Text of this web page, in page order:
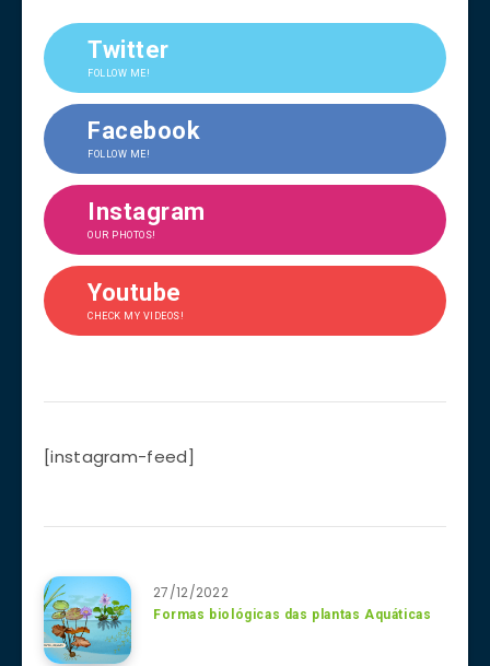
Twitter
FOLLOW ME!
Facebook
FOLLOW ME!
Instagram
OUR PHOTOS!
Youtube
CHECK MY VIDEOS!
[instagram-feed]
27/12/2022
Formas biológicas das plantas Aquáticas